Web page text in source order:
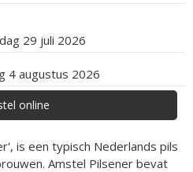
29 juli 2026
4 augustus 2026
online
is een typisch Nederlands pils
Amstel Pilsener bevat